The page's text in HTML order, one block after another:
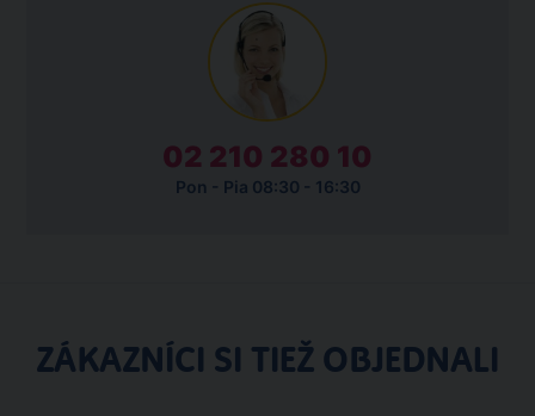
02 210 280 10
Pon - Pia 08:30 - 16:30
ZÁKAZNÍCI SI TIEŽ OBJEDNALI